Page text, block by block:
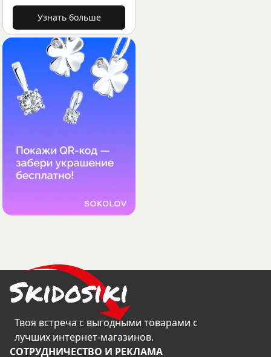
Узнать больше
Твоя встреча с выгодными товарами с
лучших интернет-магазинов.
CОТРУДНИЧЕСТВО И РЕКЛАМА